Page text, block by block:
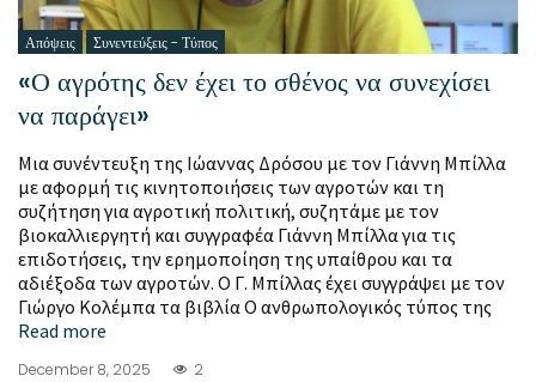
Απόψεις Συνεντεύξεις - Τύπος
«Ο αγρότης δεν έχει το σθένος να συνεχίσει
να παράγει»
Μια συνέντευξη της Ιώαννας Δρόσου με τον Γιάννη Μπίλλα
με αφορμή τις κινητοποιήσεις των αγροτών και τη
συζήτηση για αγροτική πολιτική, συζητάμε με τον
βιοκαλλιεργητή και συγγραφέα Γιάννη Μπίλλα για τις
επιδοτήσεις, την ερημοποίηση της υπαίθρου και τα
αδιέξοδα των αγροτών. Ο Γ. Μπίλλας έχει συγγράψει με τον
Γιώργο Κολέμπα τα βιβλία O ανθρωπολογικός τύπος της
Read more
December 8, 2025 2